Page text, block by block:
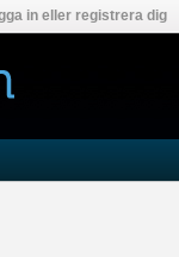
in eller registrera dig